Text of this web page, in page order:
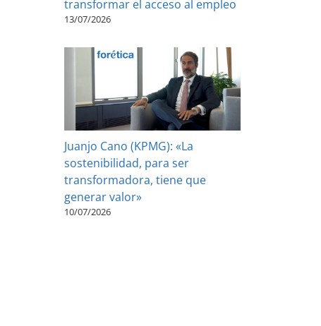
transformar el acceso al empleo
13/07/2026
Juanjo Cano (KPMG): «La
sostenibilidad, para ser
transformadora, tiene que
generar valor»
10/07/2026